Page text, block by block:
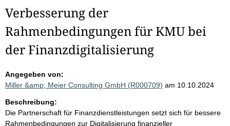
Verbesserung der
Rahmenbedingungen für KMU bei
der Finanzdigitalisierung
Angegeben von:
Miller &amp; Meier Consulting GmbH (R000709) am 10.10.2024
Beschreibung:
Die Partnerschaft für Finanzdienstleistungen setzt sich für bessere
Rahmenbedingungen zur Digitalisierung finanzieller